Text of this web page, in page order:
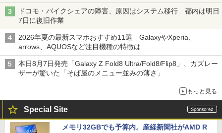
ドコモ・バイクシェアの障害、原因はシステム移行 都内は明日
7日に復旧作業
2026年夏の最新スマホおすすめ11選 GalaxyやXperia、
arrows、AQUOSなど注目機種の特徴は
本日8月7日発売「Galaxy Z Fold8 Ultra/Fold8/Flip8」、カズレー
ザーが驚いた「そば屋のメニュー並みの薄さ」
もっと見る
Special Site
メモリ32GBでも予算内。産経新聞社がAMD R